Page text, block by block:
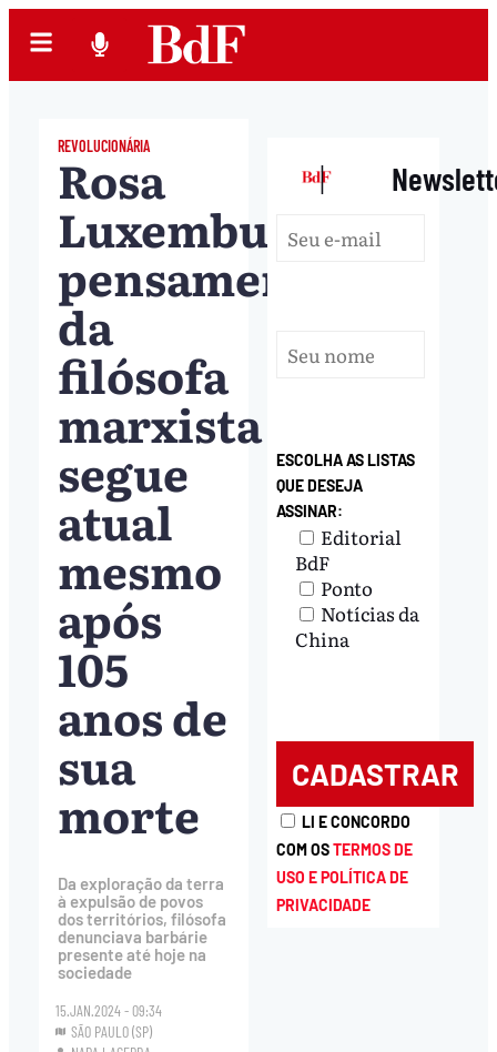
REVOLUCIONÁRIA
Rosa
Luxemburgo:
pensamento
da
filósofa
marxista
segue
atual
mesmo
após
105
anos de
sua
morte
Da exploração da terra
à expulsão de povos
dos territórios, filósofa
denunciava barbárie
presente até hoje na
sociedade
15.JAN.2024 - 09:34
SÃO PAULO (SP)
|
ESCOLHA AS LISTAS
QUE DESEJA
ASSINAR:
Editorial
BdF
Ponto
Notícias da
China
LI E CONCORDO
COM OSTERMOS DE
USO E POLÍTICA DE
PRIVACIDADE